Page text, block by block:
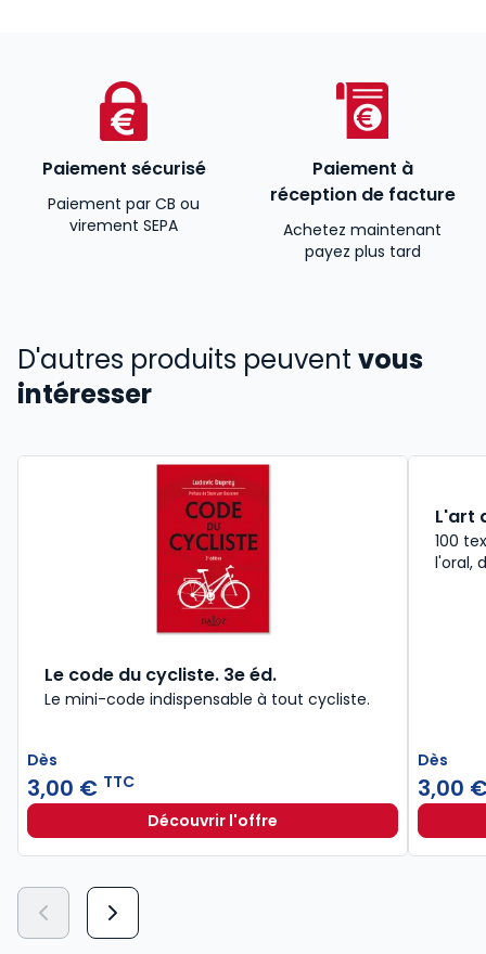
Paiement sécurisé
Paiement par CB ou
virement SEPA
Paiement à
réception de facture
Achetez maintenant
payez plus tard
D'autres produits peuvent vous
intéresser
Le code du cycliste. 3e éd.
Le mini-code indispensable à tout cycliste.
Dès
3,00 € TTC
Découvrir l'offre
Dès
L'art
100
l'oral,
Dès
3,00